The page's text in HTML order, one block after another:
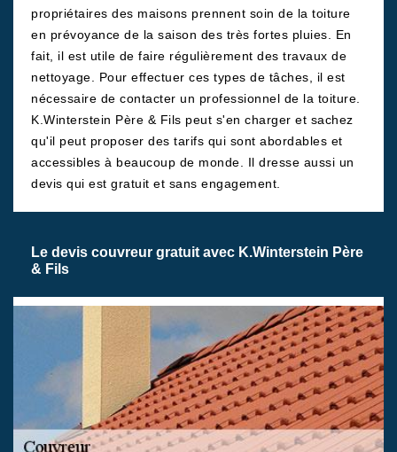
propriétaires des maisons prennent soin de la toiture
en prévoyance de la saison des très fortes pluies. En
fait, il est utile de faire régulièrement des travaux de
nettoyage. Pour effectuer ces types de tâches, il est
nécessaire de contacter un professionnel de la toiture.
K.Winterstein Père & Fils peut s'en charger et sachez
qu'il peut proposer des tarifs qui sont abordables et
accessibles à beaucoup de monde. Il dresse aussi un
devis qui est gratuit et sans engagement.
Le devis couvreur gratuit avec K.Winterstein Père
& Fils